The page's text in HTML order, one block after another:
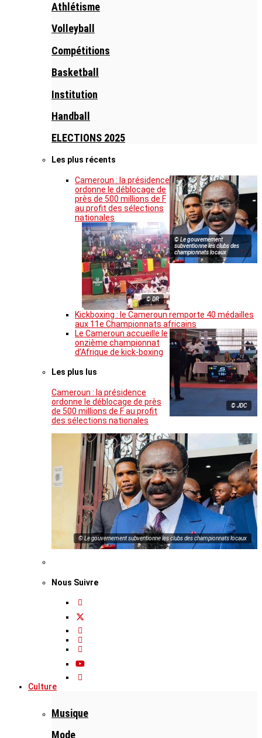
Athlétisme
Volleyball
Compétitions
Basketball
Institution
Handball
ELECTIONS 2025
Les plus récents
© Le gouvernement
subventionne les clubs des
championnats locaux
Cameroun : la présidence
ordonne le déblocage de
près de 500 millions de F
au profit des sélections
nationales
© DR
Kickboxing : le Cameroun remporte 40 médailles
aux 11e Championnats africains
© JDC
Le Cameroun accueille le
onzième championnat
d’Afrique de kick-boxing
Les plus lus
Cameroun : la présidence
ordonne le déblocage de près
de 500 millions de F au profit
des sélections nationales
© Le gouvernement subventionne les clubs des championnats locaux
Nous Suivre
Culture
Musique
Mode